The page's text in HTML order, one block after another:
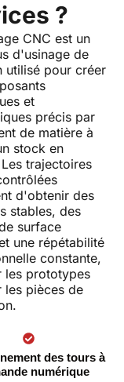
?
CNC est un
d'usinage de
utilisé pour créer
et
précis par
de matière à
stock en
trajectoires
d'obtenir des
stables, des
surface
une répétabilité
constante,
les prototypes
les pièces de
des tours à
numérique